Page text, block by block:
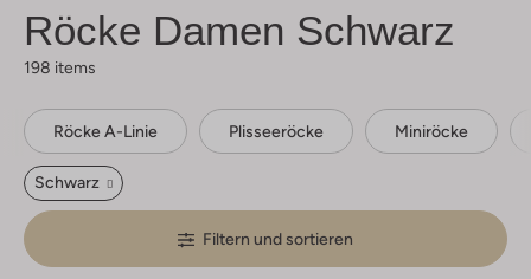
Röcke Damen Schwarz
198 items
Röcke A-Linie Plisseeröcke Miniröcke
Schwarz
Filtern und sortieren